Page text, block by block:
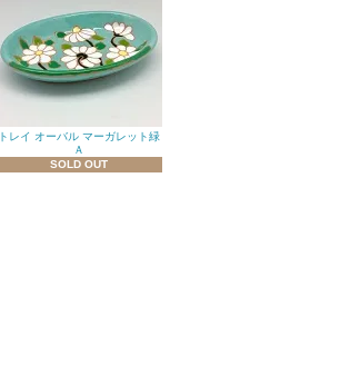
トレイ オーバル マーガレット緑
Ａ
SOLD OUT